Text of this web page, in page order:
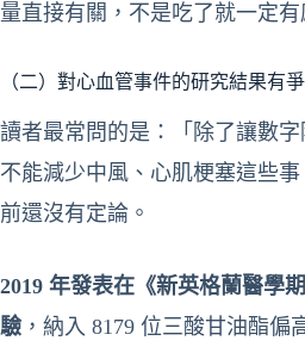
量直接有關，不是吃了就一定有
（二）對心血管事件的研究結果有
讀者最常問的是：「除了讓數
不能減少中風、心肌梗塞這些
前還沒有定論。
2019 年發表在《新英格蘭醫學
驗 ，納入 8179 位三酸甘油酯偏